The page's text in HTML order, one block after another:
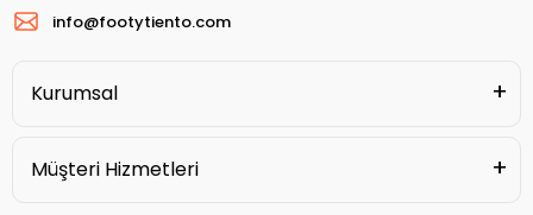
info@footytiento.com
Kurumsal
Müşteri Hizmetleri